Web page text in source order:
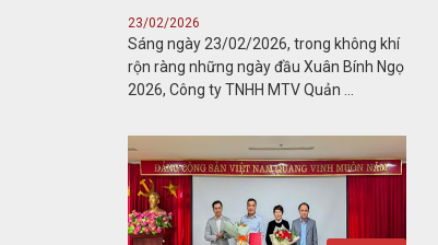
23/02/2026
Sáng ngày 23/02/2026, trong không khí
rộn ràng những ngày đầu Xuân Bính Ngọ
2026, Công ty TNHH MTV Quản ...